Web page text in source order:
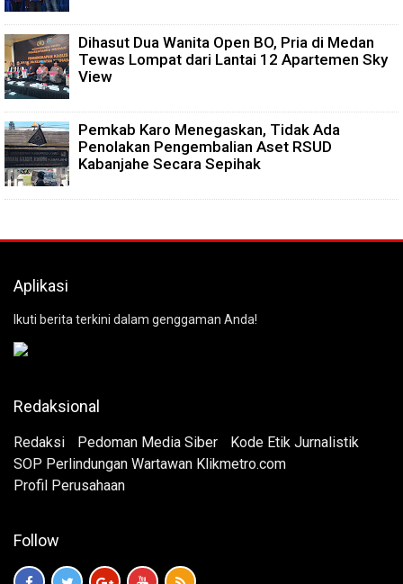
Dihasut Dua Wanita Open BO, Pria di Medan
Tewas Lompat dari Lantai 12 Apartemen Sky
View
Pemkab Karo Menegaskan, Tidak Ada
Penolakan Pengembalian Aset RSUD
Kabanjahe Secara Sepihak
Aplikasi
Ikuti berita terkini dalam genggaman Anda!
Redaksional
Redaksi Pedoman Media Siber
Kode Etik Jurnalistik
SOP Perlindungan Wartawan Klikmetro.com
Profil Perusahaan
Follow